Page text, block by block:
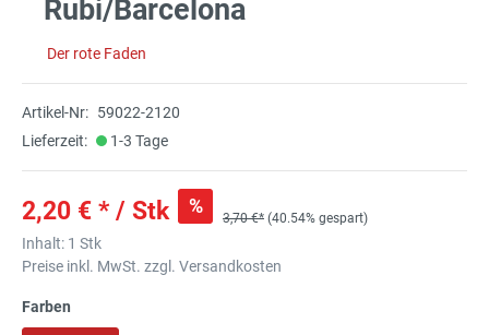
Rubi/Barcelona
Der rote Faden
Artikel-Nr: 59022-2120
Lieferzeit:
1-3 Tage
2,20 € * / Stk %
3,70 €* (40.54% gespart)
Inhalt: 1 Stk
Preise inkl. MwSt. zzgl. Versandkosten
Farben